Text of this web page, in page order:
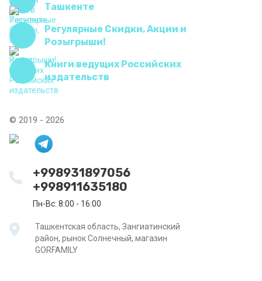
Ташкенте
Регулярные Скидки, Акции и
Розыгрыши!
Книги ведущих Российских
издательств
© 2019 - 2026
+998931897056
+998911635180
Пн-Вс: 8:00 - 16:00
Ташкентская область, Зангиатинский
район, рынок Солнечный, магазин
GORFAMILY